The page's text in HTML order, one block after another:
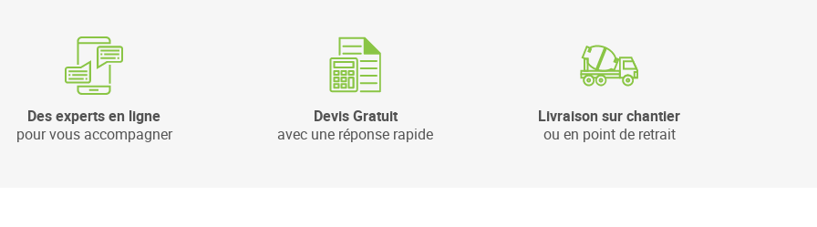
Des experts en ligne
pour vous accompagner
Devis Gratuit
avec une réponse rapide
Livraison sur chantier
ou en point de retrait